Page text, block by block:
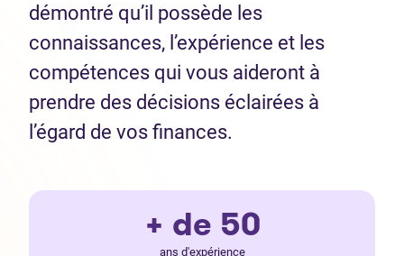
démontré qu’il possède les
connaissances, l’expérience et les
compétences qui vous aideront à
prendre des décisions éclairées à
l’égard de vos finances.
+ de 50
ans d'expérience